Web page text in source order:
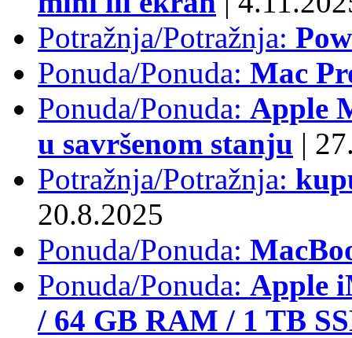
Potražnja/Potražnja:
Ponuda/Ponuda: Mac
Ponuda/Ponuda: Apple
u savršenom stanju |
Potražnja/Potražnja:
20.8.2025
Ponuda/Ponuda:
Ponuda/Ponuda: Apple
/ 64 GB RAM / 1 TB